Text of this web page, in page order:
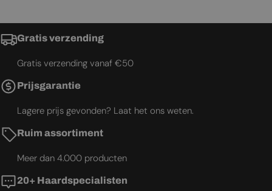
Gratis verzending
Gratis verzending vanaf €50
Prijsgarantie
Lagere prijs gevonden? Laat het ons weten.
Ruim assortiment
Meer dan 4.000 producten
20+ Haardspecialisten